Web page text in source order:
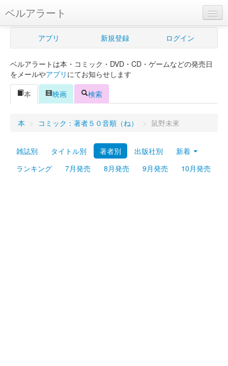
ベルアラート
ベルアラートとは
新規登録
ログイン
Myシェルフ
プレミアム
アプリ 新規登録 ログイン
ベルアラートは本・コミック・DVD・CD・ゲームなどの発売日
をメールやアプリ にてお知らせします
本
映画 検索
本 > コミック：著者５０音順（ね） > 鼠野未來
雑誌別 タイトル別 著者別 出版社別
新着
ランキング
7月発売 8月発売 9月発売 10月発売